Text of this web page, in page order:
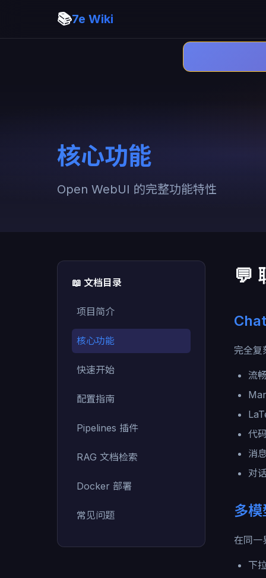
📚7e Wiki
核心功能
Open WebUI 的完整功能特性
📖 文档目录
项目简介
核心功能
快速开始
配置指南
Pipelines 插件
RAG 文档检索
Docker 部署
常见问题
💬
完全复
流
代
消
对
多
在同一
下